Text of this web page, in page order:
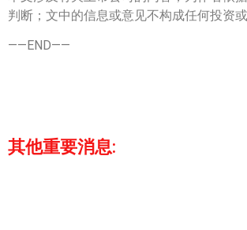
判断；文中的信息或意见不构成任何投资
——END——
其他重要消息: